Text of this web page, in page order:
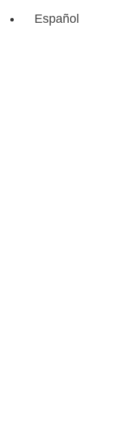
Español